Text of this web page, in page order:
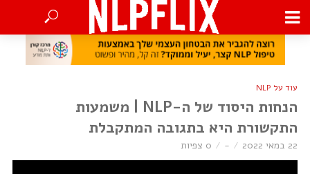
עוד על NLP
הנחות היסוד של ה-NLP | משמעות
התקשורת היא בתגובה המתקבלת
22 במאי 2022 - 0 צפיות